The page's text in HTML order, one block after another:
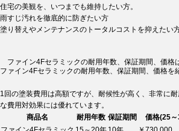
住宅の美観を、いつまでも維持したい方。
雨すじ汚れを徹底的に防ぎたい方
塗り替えやメンテナンスのトータルコストを抑えたい方
ファイン4Fセラミックの耐用年数、保証期間、価格
ファイン4Fセラミックの耐用年数、保証期間、価格を
1回の塗装費用は高額ですが、耐候性が高く、非常に
な費用対効果には優れています。
商品名
耐用年数 保証期間
価格(25